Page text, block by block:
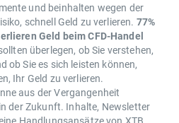
und beinhalten wegen der
schnell Geld zu verlieren. 77%
Geld beim CFD-Handel
überlegen, ob Sie verstehen,
ob Sie es sich leisten können,
Ihr Geld zu verlieren.
aus der Vergangenheit
der Zukunft. Inhalte, Newsletter